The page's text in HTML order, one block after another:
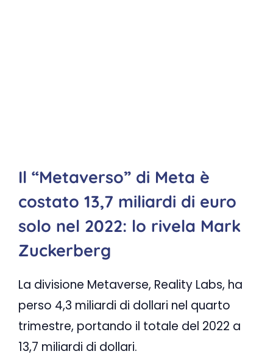
Il “Metaverso” di Meta è
costato 13,7 miliardi di euro
solo nel 2022: lo rivela Mark
Zuckerberg
La divisione Metaverse, Reality Labs, ha
perso 4,3 miliardi di dollari nel quarto
trimestre, portando il totale del 2022 a
13,7 miliardi di dollari.